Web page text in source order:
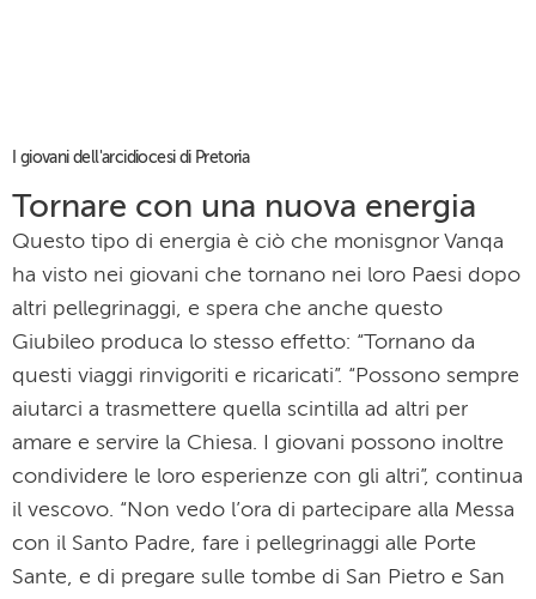
I giovani dell'arcidiocesi di Pretoria
Tornare con una nuova energia
Questo tipo di energia è ciò che monisgnor Vanqa
ha visto nei giovani che tornano nei loro Paesi dopo
altri pellegrinaggi, e spera che anche questo
Giubileo produca lo stesso effetto: “Tornano da
questi viaggi rinvigoriti e ricaricati”. “Possono sempre
aiutarci a trasmettere quella scintilla ad altri per
amare e servire la Chiesa. I giovani possono inoltre
condividere le loro esperienze con gli altri”, continua
il vescovo. “Non vedo l’ora di partecipare alla Messa
con il Santo Padre, fare i pellegrinaggi alle Porte
Sante, e di pregare sulle tombe di San Pietro e San